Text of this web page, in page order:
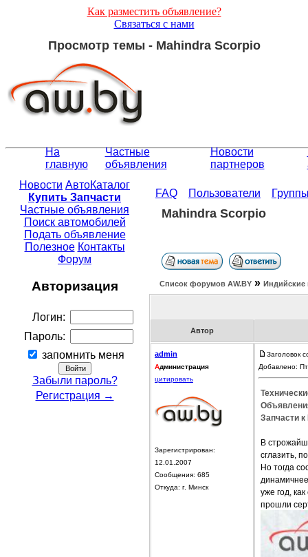
Как разместить объявление?
Связаться с нами
Просмотр темы - Mahindra Scorpio
На
главную
Частные
объявления
Новости
партнеров
Новости АвтоКаталог
Купить Запчасти
Частные объявления
Поиск автомобилей
Подать объявление
Полезное Контакты
Форум
Авторизация
Логин:
Пароль:
запомнить меня
Забыли пароль?
Регистрация →
FAQ Пользователи
Mahindra Scorpio
Список форумов АW.BY » Индийские
Автор
admin
Администрация
цитировать
Зарегистрирован:
12.01.2007
Сообщения: 685
Откуда: г. Минск
Заголовок
Добавлено:
Запчасти
В
сглазить,
Но тогда
уже год,
прошли